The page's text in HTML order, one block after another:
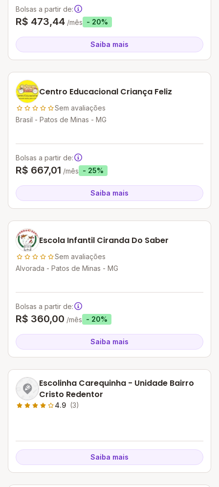
Bolsas a partir de:
R$ 473,44 /mês - 20%
Saiba mais
Centro Educacional Criança Feliz
Sem avaliações
Brasil - Patos de Minas - MG
Bolsas a partir de:
R$ 667,01 /mês - 25%
Saiba mais
Escola Infantil Ciranda Do Saber
Sem avaliações
Alvorada - Patos de Minas - MG
Bolsas a partir de:
R$ 360,00 /mês - 20%
Saiba mais
Escolinha Carequinha - Unidade Bairro
Cristo Redentor
4.9 (3)
Saiba mais